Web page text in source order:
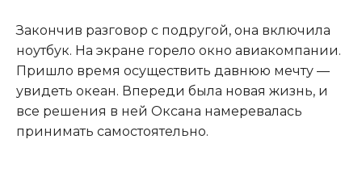
Закончив разговор с подругой, она включила
ноутбук. На экране горело окно авиакомпании.
Пришло время осуществить давнюю мечту —
увидеть океан. Впереди была новая жизнь, и
все решения в ней Оксана намеревалась
принимать самостоятельно.